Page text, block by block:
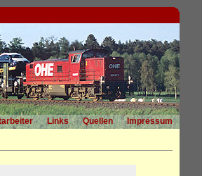
Links Quellen
Impressum